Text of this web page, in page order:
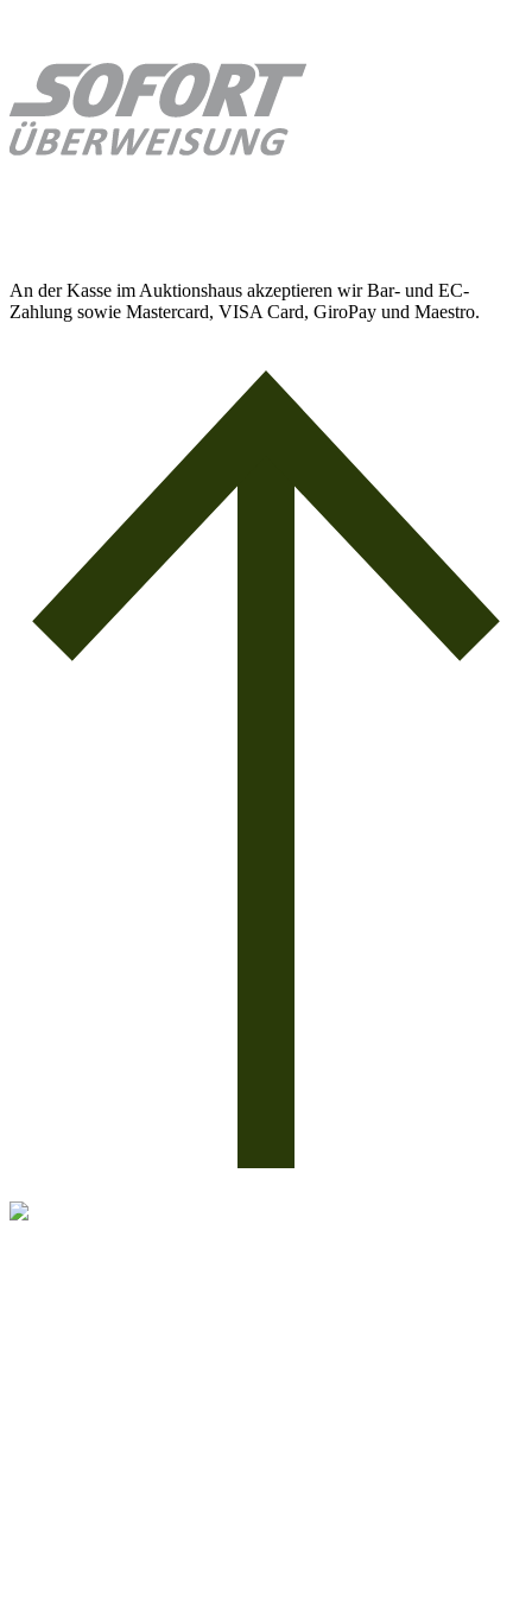
An der Kasse im Auktionshaus akzeptieren wir Bar- und EC-
Zahlung sowie Mastercard, VISA Card, GiroPay und Maestro.